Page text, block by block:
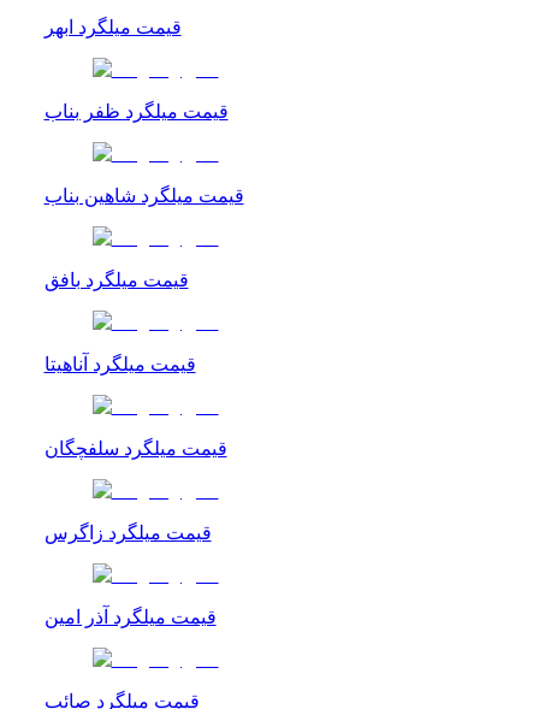
قیمت میلگرد ابهر
قیمت میلگرد ظفر بناب
قیمت میلگرد شاهین بناب
قیمت میلگرد بافق
قیمت میلگرد آناهیتا
قیمت میلگرد سلفچگان
قیمت میلگرد زاگرس
قیمت میلگرد آذر امین
قیمت میلگرد صائب